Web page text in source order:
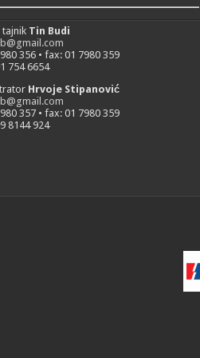
tajnik Tin Budi
356 • fax: 01 7980 359
754 6654
Hrvoje Stipanović
357 • fax: 01 7980 359
8144 924